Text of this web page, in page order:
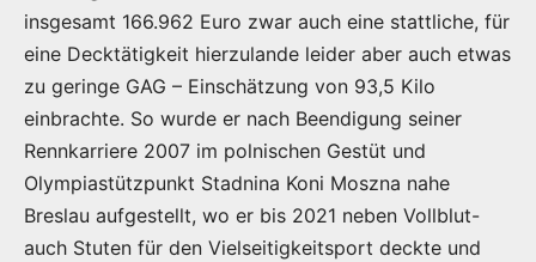
insgesamt 166.962 Euro zwar auch eine stattliche, für
eine Decktätigkeit hierzulande leider aber auch etwas
zu geringe GAG – Einschätzung von 93,5 Kilo
einbrachte. So wurde er nach Beendigung seiner
Rennkarriere 2007 im polnischen Gestüt und
Olympiastützpunkt Stadnina Koni Moszna nahe
Breslau aufgestellt, wo er bis 2021 neben Vollblut-
auch Stuten für den Vielseitigkeitsport deckte und